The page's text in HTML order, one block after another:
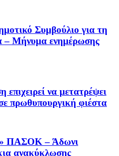
Συμβούλιο για τη
– Μήνυμα ενημέρωσης
να μετατρέψει
πρωθυπουργική φιέστα
ΠΑΣΟΚ – Άδωνι
ανακύκλωσης